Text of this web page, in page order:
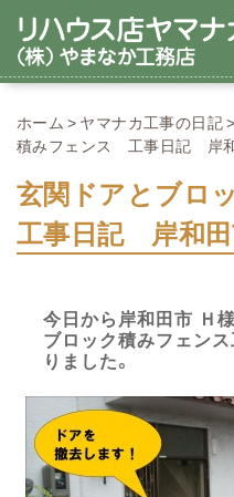
ホーム ヤマナカ工事の日記
積みフェンス 工事日記 岸
玄関ドアとブロ
工事日記 岸和
今日から岸和田市 Ｈ
ブロック積みフェンス
りました。